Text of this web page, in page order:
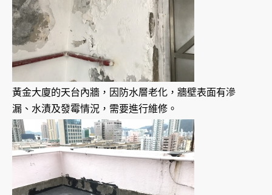
黃金大廈的天台內牆，因防水層老化，牆壁表面有滲
漏、水漬及發霉情況，需要進行維修。